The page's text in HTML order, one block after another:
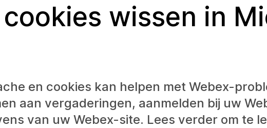
wissen in
en cookies kan helpen met Webex-
aan vergaderingen, aanmelden bij uw
van uw Webex-site. Lees verder om te